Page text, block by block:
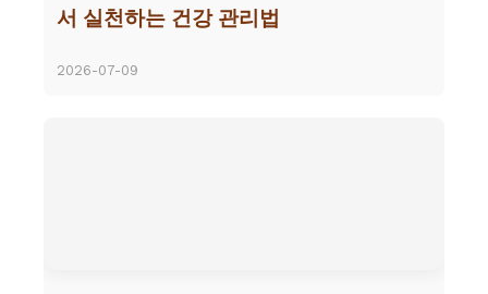
서 실천하는 건강 관리법
2026-07-09